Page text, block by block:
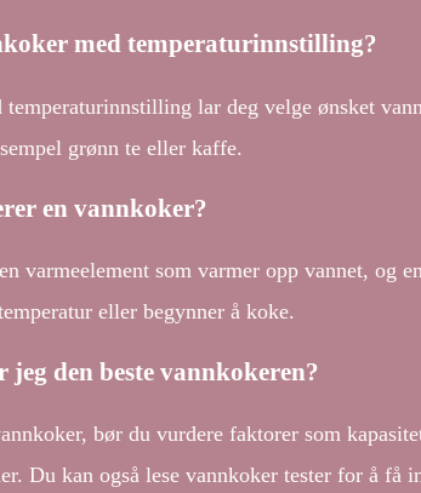
med temperaturinnstilling?
temperaturinnstilling lar deg velge ønsket
grønn te eller kaffe.
en vannkoker?
varmeelement som varmer opp vannet, og
eller begynner å koke.
jeg den beste vannkokeren?
bør du vurdere faktorer som
Du kan også lese vannkoker tester for å få